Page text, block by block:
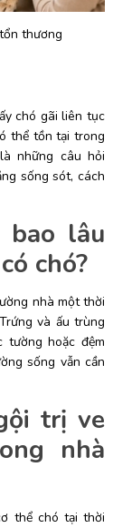
thương
chó gãi liên tục
thể tồn tại trong
những câu hỏi
sống sót, cách
bao lâu
chó?
nhà một thời
và ấu trùng
tường hoặc đệm
sống vẫn cần
trị ve
nhà
thể chó tại thời